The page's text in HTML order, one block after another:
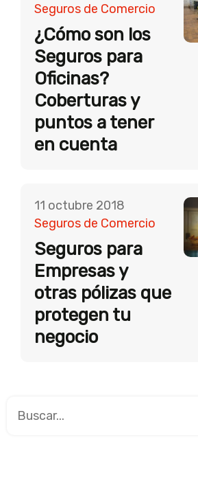
Seguros de Comercio
¿Cómo son los
Seguros para
Oficinas?
Coberturas y
puntos a tener
en cuenta
11 octubre 2018
Seguros de Comercio
Seguros para
Empresas y
otras pólizas que
protegen tu
negocio